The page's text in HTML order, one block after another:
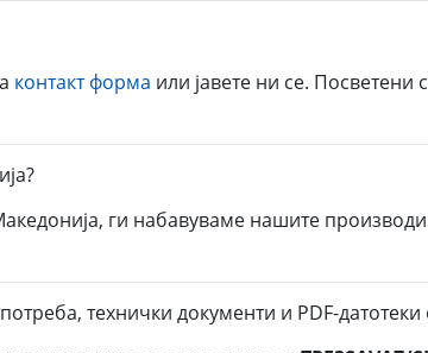
контакт форма или јавете ни се.
ги набавуваме нашите
технички документи и PDF-датотеки